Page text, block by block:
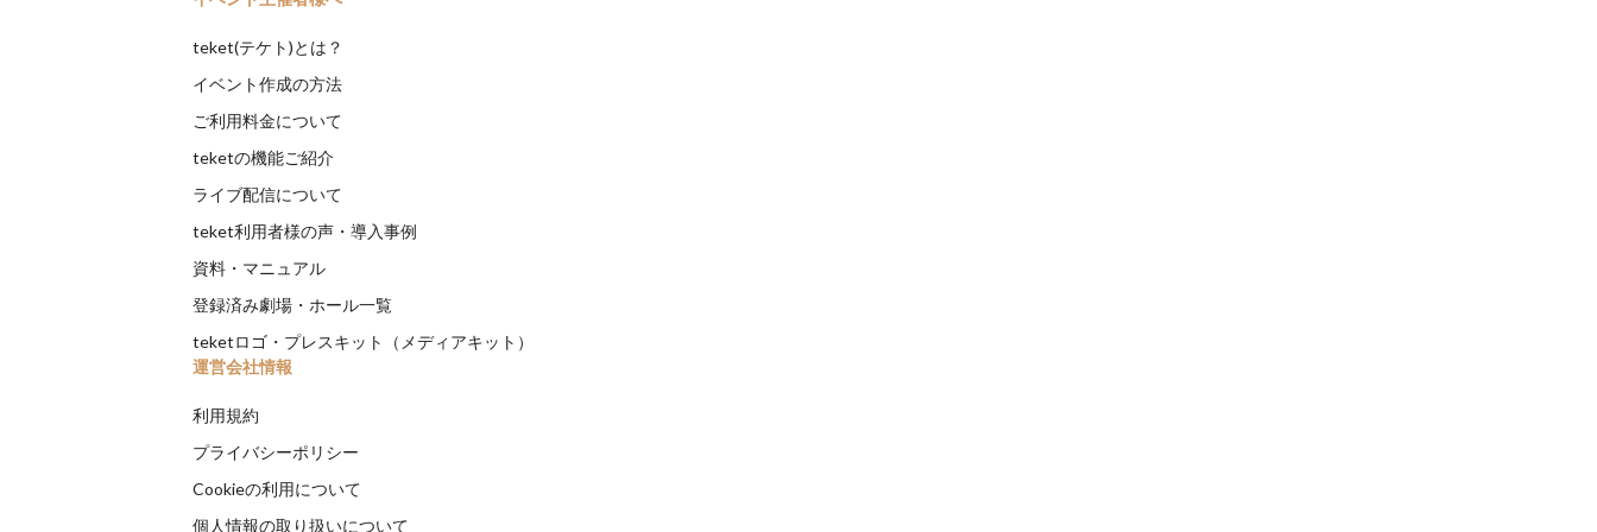
teket(テケト)とは？
イベント作成の方法
ご利用料金について
teketの機能ご紹介
ライブ配信について
teket利用者様の声・導入事例
資料・マニュアル
登録済み劇場・ホール一覧
teketロゴ・プレスキット（メディアキット）
運営会社情報
利用規約
プライバシーポリシー
Cookieの利用について
個人情報の取り扱いについて